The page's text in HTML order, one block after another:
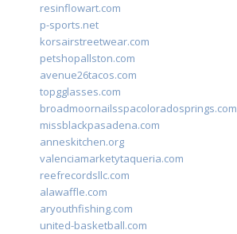
resinflowart.com
p-sports.net
korsairstreetwear.com
petshopallston.com
avenue26tacos.com
topgglasses.com
broadmoornailsspacoloradosprings.com
missblackpasadena.com
anneskitchen.org
valenciamarketytaqueria.com
reefrecordsllc.com
alawaffle.com
aryouthfishing.com
united-basketball.com